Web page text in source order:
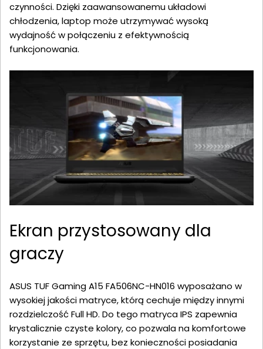
czynności. Dzięki zaawansowanemu układowi
chłodzenia, laptop może utrzymywać wysoką
wydajność w połączeniu z efektywnością
funkcjonowania.
Ekran przystosowany dla
graczy
ASUS TUF Gaming A15 FA506NC-HN016 wyposażano w
wysokiej jakości matryce, którą cechuje między innymi
rozdzielczość Full HD. Do tego matryca IPS zapewnia
krystalicznie czyste kolory, co pozwala na komfortowe
korzystanie ze sprzętu, bez konieczności posiadania